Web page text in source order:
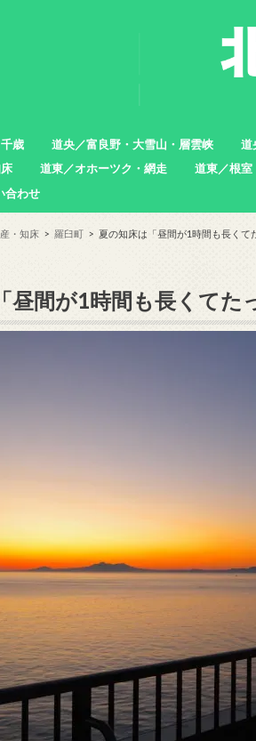
歳 道央／富良野・大雪山・層雲峡
中富良野町
東川町
沼田町
幌加内町
増毛町
道
帯
え
新
足
道東／オホーツク・網走 道東／根室
合わせ
・知床 羅臼町 夏の知床は「昼間が1時間も長くて
昼間が1時間も長くてた